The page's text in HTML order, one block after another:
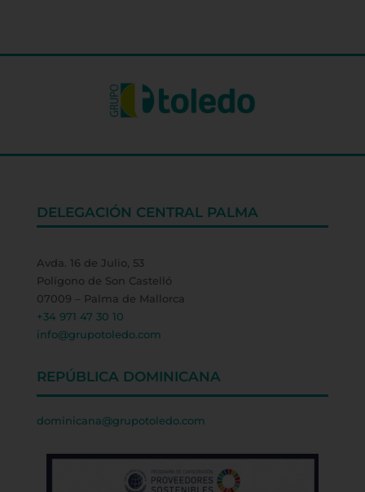
DELEGACIÓN CENTRAL PALMA
Avda. 16 de Julio, 53
Polígono de Son Castelló
07009 – Palma de Mallorca
+34 971 47 30 10
info@grupotoledo.com
REPÚBLICA DOMINICANA
dominicana@grupotoledo.com